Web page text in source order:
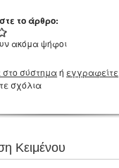
το άρθρο:
ακόμα ψήφοι
στο σύστημαή εγγραφείτε
σχόλια
Κειμένου